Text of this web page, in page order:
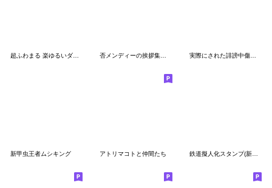
超ふわまる 楽ゆるいダジャレ〜 否メンディーの挨拶集【LINE篇第１弾】 実際にされた誹謗中傷スタンプ
新甲虫王者ムシキング アトリマコトと仲間たち 鉄道擬人化スタンプ(新横浜編)